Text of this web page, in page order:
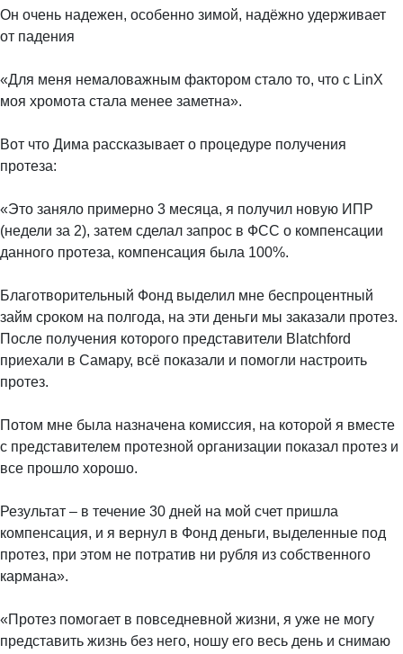
Он очень надежен, особенно зимой, надёжно удерживает
от падения
«Для меня немаловажным фактором стало то, что с LinX
моя хромота стала менее заметна».
Вот что Дима рассказывает о процедуре получения
протеза:
«Это заняло примерно 3 месяца, я получил новую ИПР
(недели за 2), затем сделал запрос в ФСС о компенсации
данного протеза, компенсация была 100%.
Благотворительный Фонд выделил мне беспроцентный
займ сроком на полгода, на эти деньги мы заказали протез.
После получения которого представители Blatchford
приехали в Самару, всё показали и помогли настроить
протез.
Потом мне была назначена комиссия, на которой я вместе
с представителем протезной организации показал протез и
все прошло хорошо.
Результат – в течение 30 дней на мой счет пришла
компенсация, и я вернул в Фонд деньги, выделенные под
протез, при этом не потратив ни рубля из собственного
кармана».
«Протез помогает в повседневной жизни, я уже не могу
представить жизнь без него, ношу его весь день и снимаю